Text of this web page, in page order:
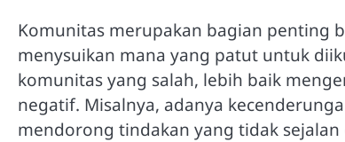
Komunitas merupakan bagian penting
menysuikan mana yang patut untuk
komunitas yang salah, lebih baik
negatif. Misalnya, adanya
mendorong tindakan yang tidak